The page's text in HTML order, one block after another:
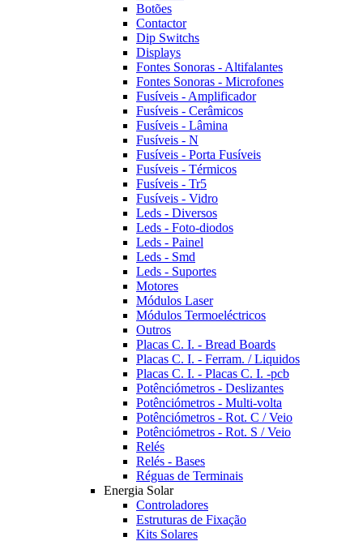
Botões
Contactor
Dip Switchs
Displays
Fontes Sonoras - Altifalantes
Fontes Sonoras - Microfones
Fusíveis - Amplificador
Fusíveis - Cerâmicos
Fusíveis - Lâmina
Fusíveis - N
Fusíveis - Porta Fusíveis
Fusíveis - Térmicos
Fusíveis - Tr5
Fusíveis - Vidro
Leds - Diversos
Leds - Foto-diodos
Leds - Painel
Leds - Smd
Leds - Suportes
Motores
Módulos Laser
Módulos Termoeléctricos
Outros
Placas C. I. - Bread Boards
Placas C. I. - Ferram. / Liquidos
Placas C. I. - Placas C. I. -pcb
Potênciómetros - Deslizantes
Potênciómetros - Multi-volta
Potênciómetros - Rot. C / Veio
Potênciómetros - Rot. S / Veio
Relés
Relés - Bases
Réguas de Terminais
Energia Solar
Controladores
Estruturas de Fixação
Kits Solares